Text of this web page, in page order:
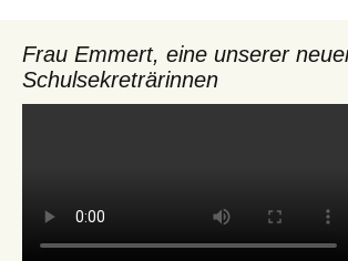
Frau Emmert, eine unserer
Schulsekreträrinnen